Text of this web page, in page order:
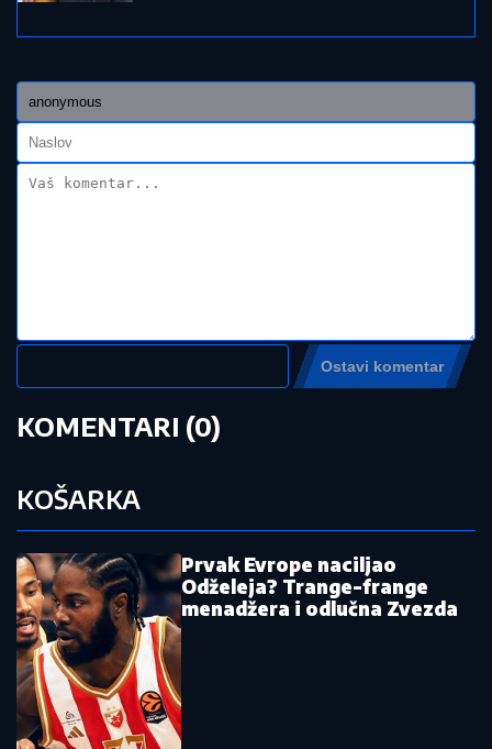
Pobednica Elite ostala zatečena pitanjem, o NJENOJ
REAKCIJI pričaju svi (VIDEO)
"DOLAZILA JE KOD NJEGA"Aneli
Đukića i bivše cimerke, mislili da niko
neće saznati: "SVE DOĐE DO MENE!"
by Aklamator
Pročitajte još:
Srpsko tenisko čudo izbacio šampiona
Partizan predstavio Babu: "Svestan
sam situacije i spreman sam da
pomognem"
Odlazak sa "Marakane": Stigao kao
veliko pojačanje, a posle godinu dana
ide iz Zvezde